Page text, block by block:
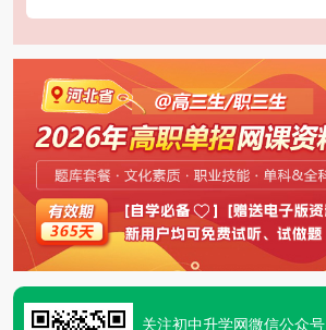
关注初中升学网微信公众号